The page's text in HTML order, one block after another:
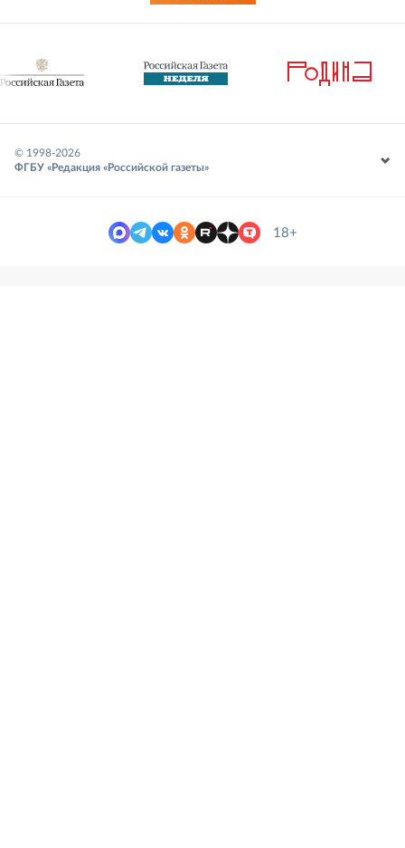
© 1998-2026
ФГБУ «Редакция «Российской газеты»
18+